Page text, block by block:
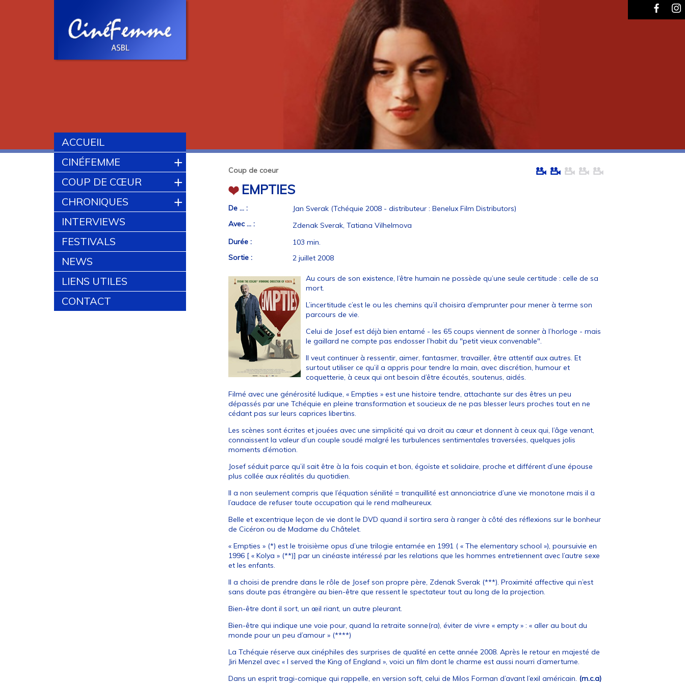
ACCUEIL
CINÉFEMME
+
COUP DE CŒUR +
CHRONIQUES +
INTERVIEWS
FESTIVALS
NEWS
LIENS UTILES
CONTACT
Coup de coeur
EMPTIES
De ... :
Jan Sverak (Tchéquie 2008 - distributeur : Benelux Film Distributors)
Avec ... :
Zdenak Sverak, Tatiana Vilhelmova
Durée :
103 min.
Sortie :
2 juillet 2008
Au cours de son existence, l’être humain ne possède qu’une seule certitude : celle de sa
mort.
L’incertitude c’est le ou les chemins qu’il choisira d’emprunter pour mener à terme son
parcours de vie.
Celui de Josef est déjà bien entamé - les 65 coups viennent de sonner à l’horloge - mais
le gaillard ne compte pas endosser l’habit du "petit vieux convenable".
Il veut continuer à ressentir, aimer, fantasmer, travailler, être attentif aux autres. Et
surtout utiliser ce qu’il a appris pour tendre la main, avec discrétion, humour et
coquetterie, à ceux qui ont besoin d’être écoutés, soutenus, aidés.
Filmé avec une générosité ludique, « Empties » est une histoire tendre, attachante sur des êtres un peu
dépassés par une Tchéquie en pleine transformation et soucieux de ne pas blesser leurs proches tout en ne
cédant pas sur leurs caprices libertins.
Les scènes sont écrites et jouées avec une simplicité qui va droit au cœur et donnent à ceux qui, l’âge venant,
connaissent la valeur d’un couple soudé malgré les turbulences sentimentales traversées, quelques jolis
moments d’émotion.
Josef séduit parce qu’il sait être à la fois coquin et bon, égoïste et solidaire, proche et différent d’une épouse
plus collée aux réalités du quotidien.
Il a non seulement compris que l’équation sénilité = tranquillité est annonciatrice d’une vie monotone mais il a
l’audace de refuser toute occupation qui le rend malheureux.
Belle et excentrique leçon de vie dont le DVD quand il sortira sera à ranger à côté des réflexions sur le bonheur
de Cicéron ou de Madame du Châtelet.
« Empties » (*) est le troisième opus d’une trilogie entamée en 1991 ( « The elementary school »), poursuivie en
1996 [ « Kolya » (**)] par un cinéaste intéressé par les relations que les hommes entretiennent avec l’autre sexe
et les enfants.
Il a choisi de prendre dans le rôle de Josef son propre père, Zdenak Sverak (***). Proximité affective qui n’est
sans doute pas étrangère au bien-être que ressent le spectateur tout au long de la projection.
Bien-être dont il sort, un œil riant, un autre pleurant.
Bien-être qui indique une voie pour, quand la retraite sonne(ra), éviter de vivre « empty » : « aller au bout du
monde pour un peu d’amour » (****)
La Tchéquie réserve aux cinéphiles des surprises de qualité en cette année 2008. Après le retour en majesté de
Jiri Menzel avec « I served the King of England », voici un film dont le charme est aussi nourri d’amertume.
Dans un esprit tragi-comique qui rappelle, en version soft, celui de Milos Forman d’avant l’exil américain. (m.c.a)